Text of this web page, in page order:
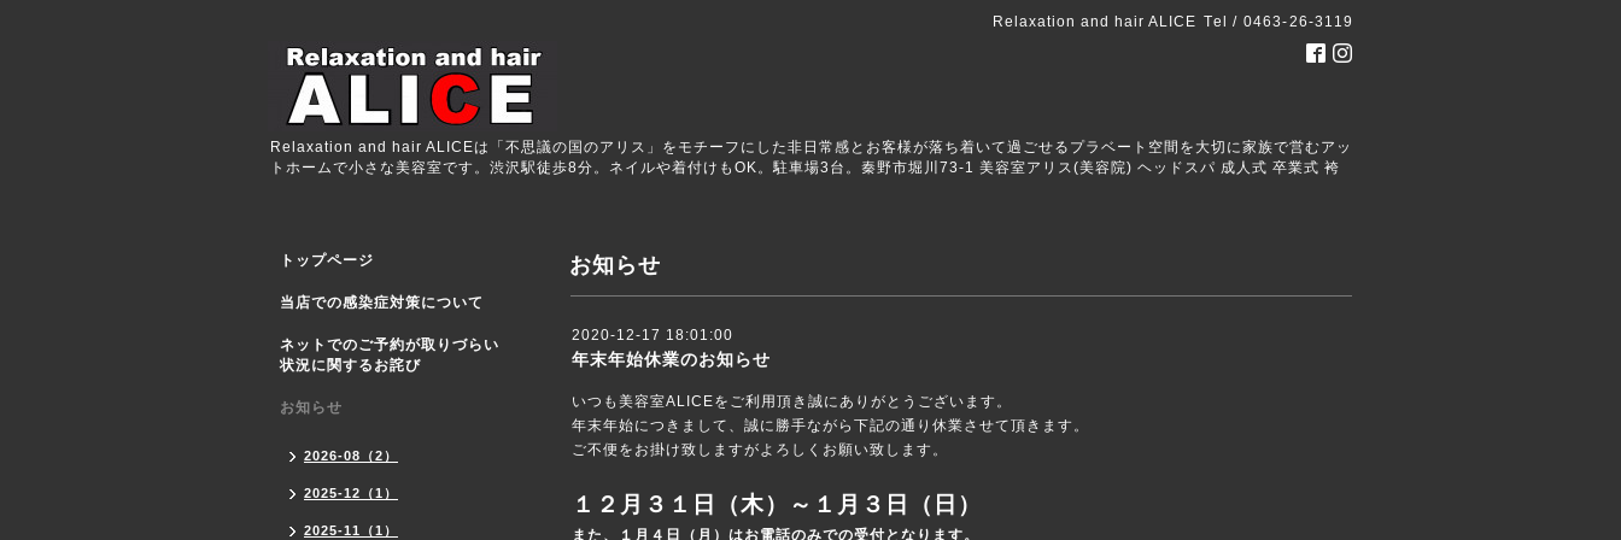
Relaxation and hair ALICE Tel / 0463-26-3119
Relaxation and hair ALICEは「不思議の国のアリス」をモチーフにした非日常感とお客様が落ち着いて過ごせるプラベート空間を大切に家族で営むアッ
トホームで小さな美容室です。渋沢駅徒歩8分。ネイルや着付けもOK。駐車場3台。秦野市堀川73-1 美容室アリス(美容院) ヘッドスパ 成人式 卒業式 袴
お知らせ
2020-12-17 18:01:00
年末年始休業のお知らせ
いつも美容室ALICEをご利用頂き誠にありがとうございます。
年末年始につきまして、誠に勝手ながら下記の通り休業させて頂きます。
ご不便をお掛け致しますがよろしくお願い致します。
１２月３１日（木）～１月３日（日）
また、１月４日（月）はお電話のみでの受付となります。
トップページ
当店での感染症対策について
ネットでのご予約が取りづらい
状況に関するお詫び
お知らせ
2026-08（2）
2025-12（1）
2025-11（1）